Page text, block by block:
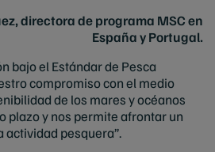
directora de programa MSC en
España y Portugal.
bajo el Estándar de Pesca
compromiso con el medio
de los mares y océanos
plazo y nos permite afrontar un
pesquera”.